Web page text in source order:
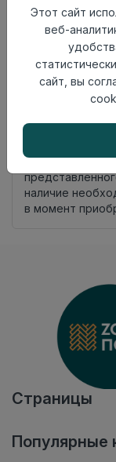
Теплый пол
до
Фаска
4V
Страна
происхождения
256
Внимание!
наличие
в момент
Страницы
Популярные
Этот сайт
веб-
сайт, вы